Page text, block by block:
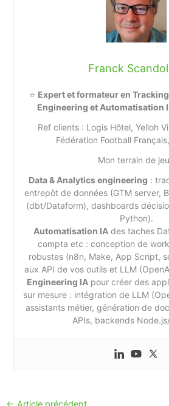
Franck
⭐ Expert et formateur en
Engineering et Automatisation
Ref clients : Logis Hôtel, Yelloh
Fédération Football
Mon terrain de
Data & Analytics engineering :
entrepôt de données (GTM server,
(dbt/Dataform), dashboards
Python).
Automatisation IAdes taches
compta etc : conception de
robustes (n8n, Make, App Script,
aux API de vos outils et LLM
Engineering IA pour créer des
sur mesure : intégration de LLM
assistants métier, génération de
APIs, backends